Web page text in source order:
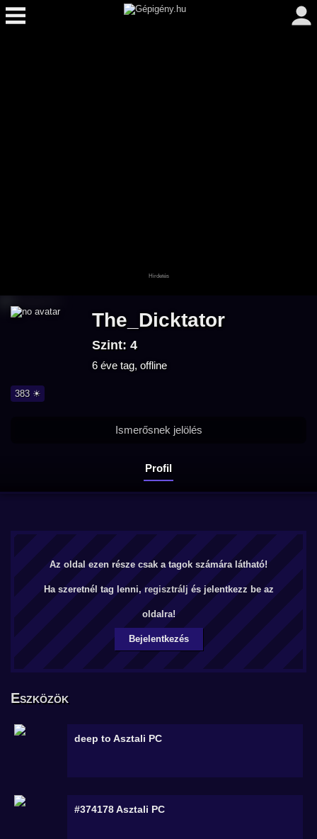
The_Dicktator
Szint: 4
6 éve tag, offline
383 ☀
Profil
Ismerősnek jelölés
Az oldal ezen része csak a tagok számára látható!
Ha szeretnél tag lenni, regisztrálj és jelentkezz be az
oldalra!
Bejelentkezés
Eszközök
deep to Asztali PC
#374178Asztali PC